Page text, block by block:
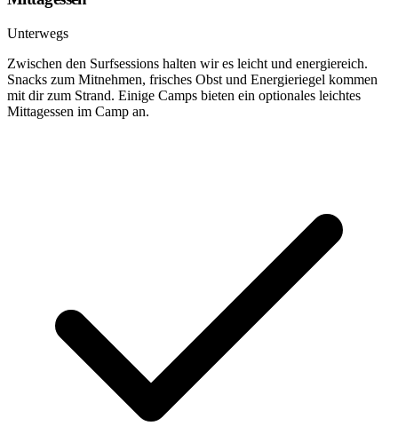
Unterwegs
Zwischen den Surfsessions halten wir es leicht und energiereich.
Snacks zum Mitnehmen, frisches Obst und Energieriegel kommen
mit dir zum Strand. Einige Camps bieten ein optionales leichtes
Mittagessen im Camp an.